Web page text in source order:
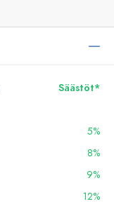
Säästöt*
5%
8%
9%
12%